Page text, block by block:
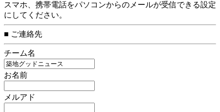
スマホ、携帯電話をパソコンからのメールが受信できる設定
にしてください。
■ ご連絡先
チーム名
お名前
メルアド